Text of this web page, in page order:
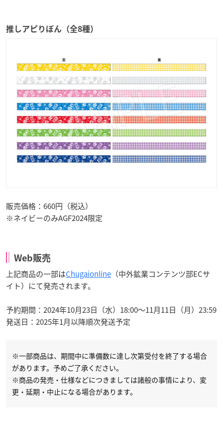
推しアピりぼん（全8種）
販売価格：660円（税込）
※ネイビーのみAGF2024限定
Web販売
上記商品の一部はChugaionline （中外鉱業コンテンツ部ECサ
イト）にて発売されます。
予約期間：2024年10月23日（水）18:00〜11月11日（月）23:59
発送日：2025年1月以降順次発送予定
※一部商品は、期間中に準備数に達し次第受付を終了する場合
があります。予めご了承ください。
※商品の発売・仕様などにつきましては諸般の事情により、変
更・延期・中止になる場合があります。